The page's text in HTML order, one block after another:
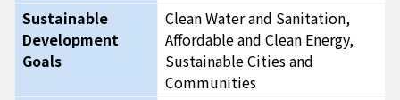
Sustainable
Development
Goals
Clean Water and Sanitation,
Affordable and Clean Energy,
Sustainable Cities and
Communities